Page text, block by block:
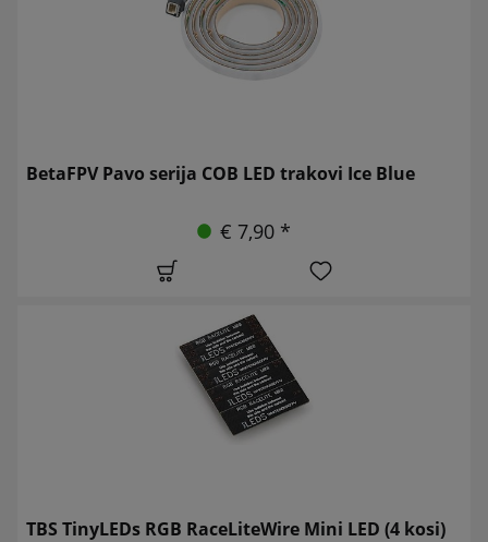
BetaFPV Pavo serija COB LED trakovi Ice Blue
€ 7,90 *
TBS TinyLEDs RGB RaceLiteWire Mini LED (4 kosi)